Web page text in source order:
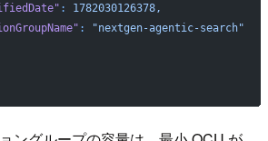
:
1782030126378,
:
"nextgen-agentic-search"